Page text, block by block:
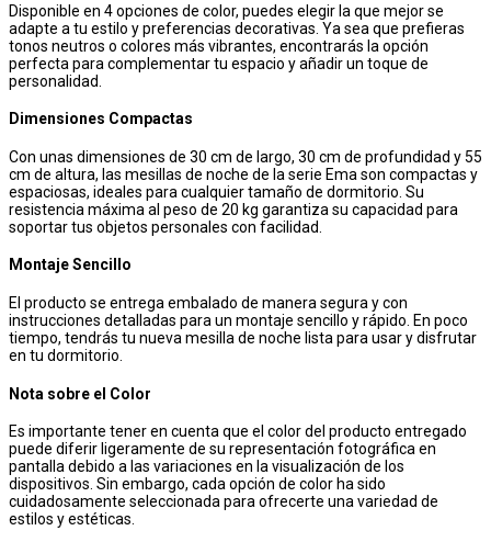
Disponible en 4 opciones de color, puedes elegir la que mejor se
adapte a tu estilo y preferencias decorativas. Ya sea que prefieras
tonos neutros o colores más vibrantes, encontrarás la opción
perfecta para complementar tu espacio y añadir un toque de
personalidad.
Dimensiones Compactas
Con unas dimensiones de 30 cm de largo, 30 cm de profundidad y 55
cm de altura, las mesillas de noche de la serie Ema son compactas y
espaciosas, ideales para cualquier tamaño de dormitorio. Su
resistencia máxima al peso de 20 kg garantiza su capacidad para
soportar tus objetos personales con facilidad.
Montaje Sencillo
El producto se entrega embalado de manera segura y con
instrucciones detalladas para un montaje sencillo y rápido. En poco
tiempo, tendrás tu nueva mesilla de noche lista para usar y disfrutar
en tu dormitorio.
Nota sobre el Color
Es importante tener en cuenta que el color del producto entregado
puede diferir ligeramente de su representación fotográfica en
pantalla debido a las variaciones en la visualización de los
dispositivos. Sin embargo, cada opción de color ha sido
cuidadosamente seleccionada para ofrecerte una variedad de
estilos y estéticas.